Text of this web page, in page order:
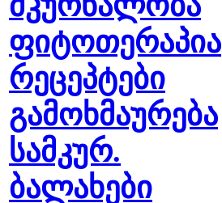
ფიტოთერაპია
რეცეპტები
გამოხმაურება
სამკურ.
ბალახები